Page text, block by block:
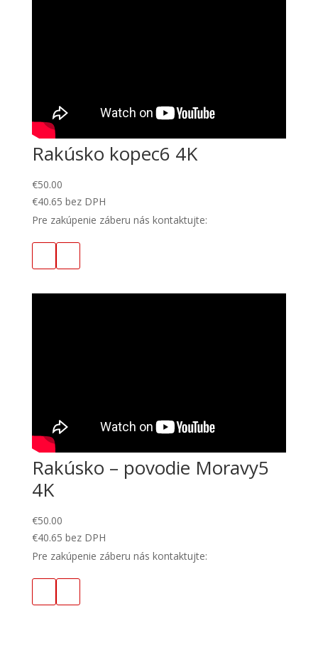
Rakúsko kopec6 4K
€50.00
€40.65 bez DPH
Pre zakúpenie záberu nás kontaktujte:
Rakúsko – povodie Moravy5
4K
€50.00
€40.65 bez DPH
Pre zakúpenie záberu nás kontaktujte: